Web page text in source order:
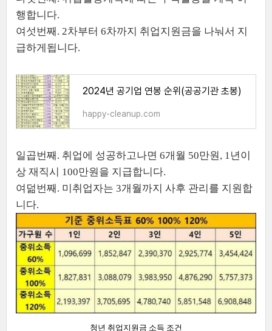
행합니다.
여섯번째. 2차부터 6차까지 취업지원금을 나눠서 지
급하게됩니다.
2024년 공기업 연봉 순위(공공기관 초봉)
happy-cleanup.com
일곱번째. 취업에 성공하고나면 6개월 50만원, 1년이
상 재직시 100만원을 지급합니다.
여덞번째. 미취업자는 3개월까지 사후 관리를 지원합
니다.
청년 취업지원금 소득 조건